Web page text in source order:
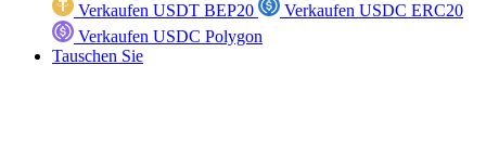
Verkaufen USDT BEP20
Verkaufen USDC ERC20
Verkaufen USDC Polygon
Tauschen Sie